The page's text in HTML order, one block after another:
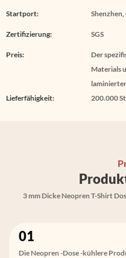
Startport: Shenzhen,
Zertifizierung: SGS
Preis:
Der
Materials
Lieferfähigkeit:
200.000
3 mm Dicke Neopren T-Shirt
01
Die Neopren -Dose -kühlere